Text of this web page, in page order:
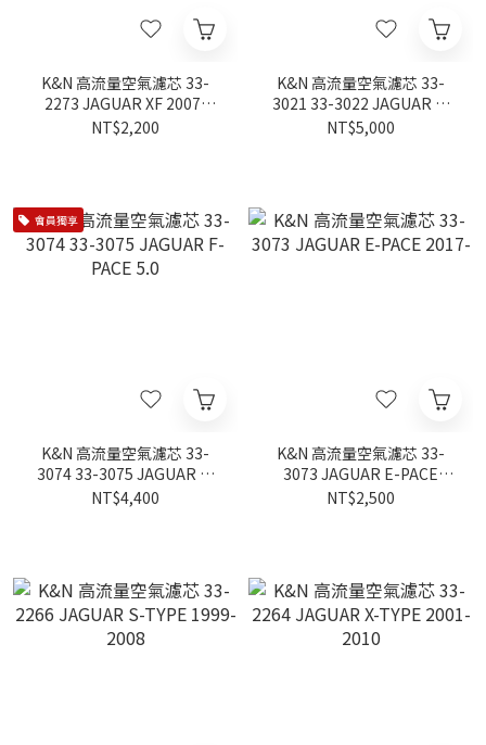
K&N 高流量空氣濾芯 33-
2273 JAGUAR XF 2007-
2015
NT$2,200
K&N 高流量空氣濾芯 33-
3021 33-3022 JAGUAR F-
TYPE 2014-
NT$5,000
會員獨享
K&N 高流量空氣濾芯 33-
3074 33-3075 JAGUAR F-
PACE 5.0
NT$4,400
K&N 高流量空氣濾芯 33-
3073 JAGUAR E-PACE
2017-
NT$2,500